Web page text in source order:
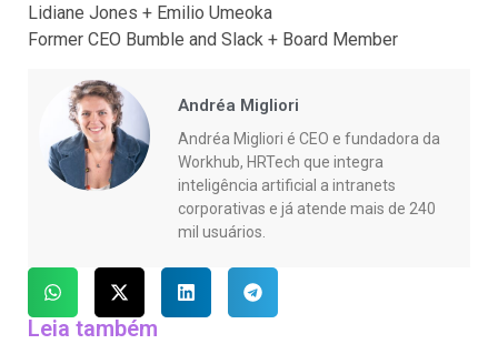
Lidiane Jones + Emilio Umeoka
Former CEO Bumble and Slack + Board Member
Andréa Migliori
Andréa Migliori é CEO e fundadora da
Workhub, HRTech que integra
inteligência artificial a intranets
corporativas e já atende mais de 240
mil usuários.
Leia também